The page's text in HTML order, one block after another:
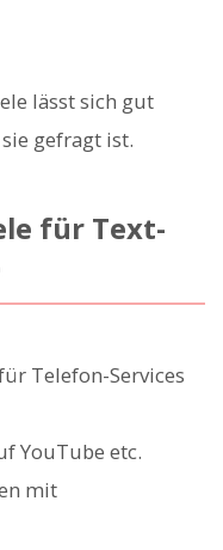
lässt sich gut
gefragt ist.
für Text-
Telefon-Services
YouTube etc.
mit